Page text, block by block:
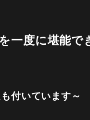
一度に堪能で
付いています～